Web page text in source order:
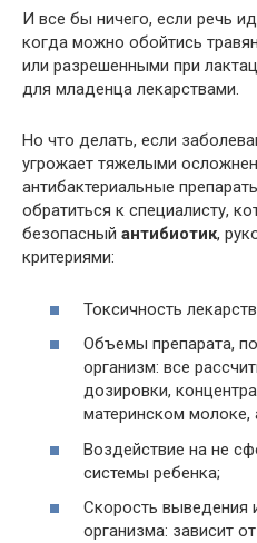
И все бы ничего, если речь
когда можно обойтись
или разрешенными при
для младенца лекарствами.
Но что делать, если
угрожает тяжелыми
антибактериальные
обратиться к специалисту,
безопасный антибиотик,
критериями:
Токсичность
Объемы препарата,
организм: все
дозировки,
материнском молоке,
Воздействие на не
системы ребенка;
Скорость выведения
организма: зависит